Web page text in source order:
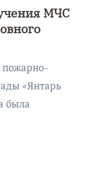
МЧС
«Янтарь
была